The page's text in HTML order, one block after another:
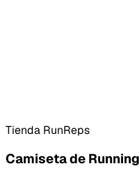
Tienda RunReps
Camiseta de